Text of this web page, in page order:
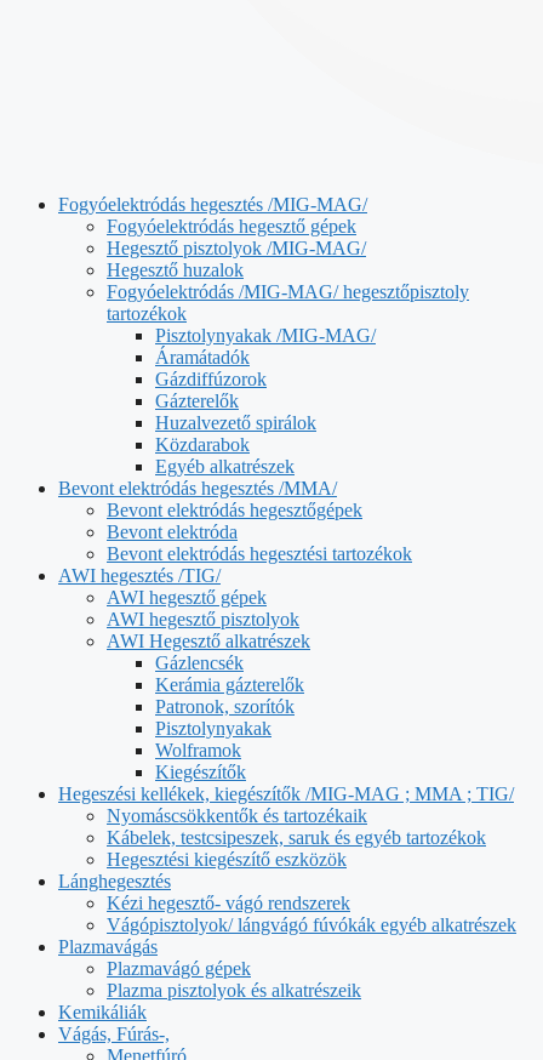
Fogyóelektródás hegesztés /MIG-MAG/
Fogyóelektródás hegesztő gépek
Hegesztő pisztolyok /MIG-MAG/
Hegesztő huzalok
Fogyóelektródás /MIG-MAG/ hegesztőpisztoly
tartozékok
Pisztolynyakak /MIG-MAG/
Áramátadók
Gázdiffúzorok
Gázterelők
Huzalvezető spirálok
Közdarabok
Egyéb alkatrészek
Bevont elektródás hegesztés /MMA/
Bevont elektródás hegesztőgépek
Bevont elektróda
Bevont elektródás hegesztési tartozékok
AWI hegesztés /TIG/
AWI hegesztő gépek
AWI hegesztő pisztolyok
AWI Hegesztő alkatrészek
Gázlencsék
Kerámia gázterelők
Patronok, szorítók
Pisztolynyakak
Wolframok
Kiegészítők
Hegeszési kellékek, kiegészítők /MIG-MAG ; MMA ; TIG/
Nyomáscsökkentők és tartozékaik
Kábelek, testcsipeszek, saruk és egyéb tartozékok
Hegesztési kiegészítő eszközök
Lánghegesztés
Kézi hegesztő- vágó rendszerek
Vágópisztolyok/ lángvágó fúvókák egyéb alkatrészek
Plazmavágás
Plazmavágó gépek
Plazma pisztolyok és alkatrészeik
Kemikáliák
Vágás, Fúrás-,